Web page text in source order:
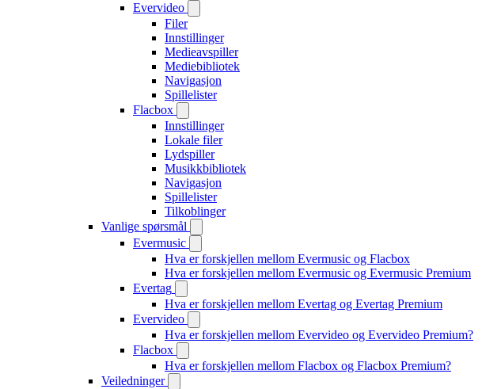
Evervideo
Filer
Innstillinger
Medieavspiller
Mediebibliotek
Navigasjon
Spillelister
Flacbox
Innstillinger
Lokale filer
Lydspiller
Musikkbibliotek
Navigasjon
Spillelister
Tilkoblinger
Vanlige spørsmål
Evermusic
Hva er forskjellen mellom Evermusic og Flacbox
Hva er forskjellen mellom Evermusic og Evermusic Premium
Evertag
Hva er forskjellen mellom Evertag og Evertag Premium
Evervideo
Hva er forskjellen mellom Evervideo og Evervideo Premium?
Flacbox
Hva er forskjellen mellom Flacbox og Flacbox Premium?
Veiledninger